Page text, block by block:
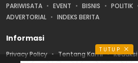
PARIWISATA
EVENT BISNIS POLITIK
ADVERTORIAL
INDEKS BERITA
Informasi
Privacy Policy Tentang Kami Redaksi
TUTUP